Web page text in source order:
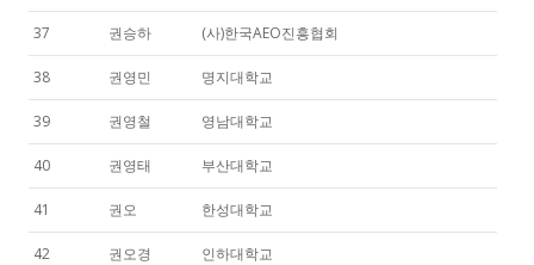
37 권승하 (사)한국AEO진흥협회
38 권영민 명지대학교
39 권영철 영남대학교
40 권영태 부산대학교
41 권오 한성대학교
42 권오경 인하대학교